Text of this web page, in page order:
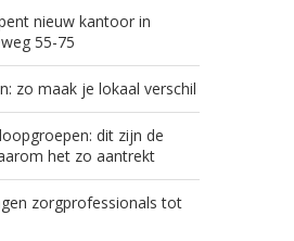
nieuw kantoor in
55-75
zo maak je lokaal verschil
dit zijn de
het zo aantrekt
zorgprofessionals tot